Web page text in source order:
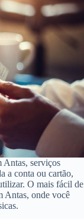
Antas, serviços
a conta ou cartão,
O mais fácil de
Antas, onde você